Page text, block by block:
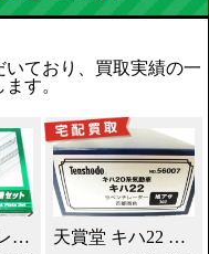
ており、買取実績の一
す。
20-841複線プレート線路セット 鉄道模型買取！ 天賞堂 キハ22 9ベンチレーター 鉄道模型買取！